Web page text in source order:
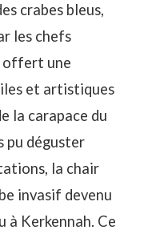
crabes bleus,
les chefs
offert une
et artistiques
la carapace du
pu déguster
la chair
invasif devenu
à Kerkennah. Ce